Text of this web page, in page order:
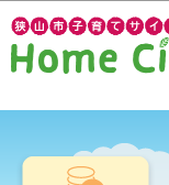
の
ペ
ジ